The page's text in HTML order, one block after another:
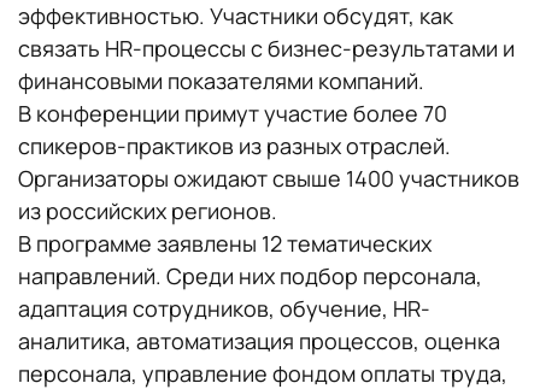
эффективностью. Участники обсудят, как
связать HR-процессы с бизнес-результатами и
финансовыми показателями компаний.
В конференции примут участие более 70
спикеров-практиков из разных отраслей.
Организаторы ожидают свыше 1400 участников
из российских регионов.
В программе заявлены 12 тематических
направлений. Среди них подбор персонала,
адаптация сотрудников, обучение, HR-
аналитика, автоматизация процессов, оценка
персонала, управление фондом оплаты труда,